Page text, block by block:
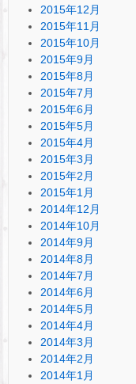
2015年12月
2015年11月
2015年10月
2015年9月
2015年8月
2015年7月
2015年6月
2015年5月
2015年4月
2015年3月
2015年2月
2015年1月
2014年12月
2014年10月
2014年9月
2014年8月
2014年7月
2014年6月
2014年5月
2014年4月
2014年3月
2014年2月
2014年1月